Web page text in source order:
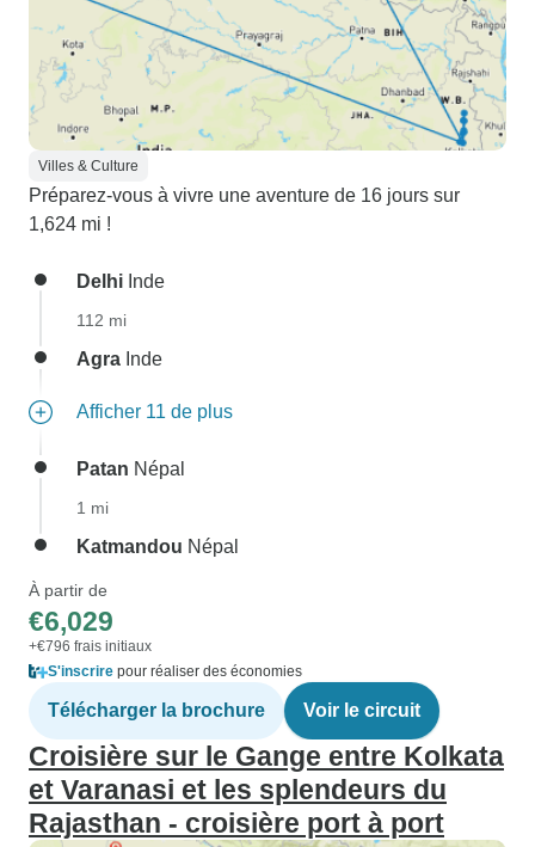
Villes & Culture
Préparez-vous à vivre une aventure de 16 jours sur
1,624 mi !
Delhi Inde
112 mi
Agra Inde
Afficher 11 de plus
Patan Népal
1 mi
Katmandou Népal
À partir de
€6,029
+€796 frais initiaux
S'inscrire pour réaliser des économies
Télécharger la brochure Voir le circuit
Croisière sur le Gange entre Kolkata
et Varanasi et les splendeurs du
Rajasthan - croisière port à port